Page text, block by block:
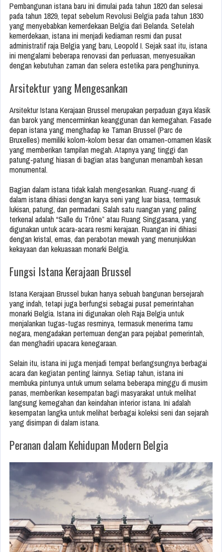
Pembangunan istana baru ini dimulai pada tahun 1820 dan selesai
pada tahun 1829, tepat sebelum Revolusi Belgia pada tahun 1830
yang menyebabkan kemerdekaan Belgia dari Belanda. Setelah
kemerdekaan, istana ini menjadi kediaman resmi dan pusat
administratif raja Belgia yang baru, Leopold I. Sejak saat itu, istana
ini mengalami beberapa renovasi dan perluasan, menyesuaikan
dengan kebutuhan zaman dan selera estetika para penghuninya.
Arsitektur yang Mengesankan
Arsitektur Istana Kerajaan Brussel merupakan perpaduan gaya klasik
dan barok yang mencerminkan keanggunan dan kemegahan. Fasade
depan istana yang menghadap ke Taman Brussel (Parc de
Bruxelles) memiliki kolom-kolom besar dan ornamen-ornamen klasik
yang memberikan tampilan megah. Atapnya yang tinggi dan
patung-patung hiasan di bagian atas bangunan menambah kesan
monumental.
Bagian dalam istana tidak kalah mengesankan. Ruang-ruang di
dalam istana dihiasi dengan karya seni yang luar biasa, termasuk
lukisan, patung, dan permadani. Salah satu ruangan yang paling
terkenal adalah “Salle du Trône” atau Ruang Singgasana, yang
digunakan untuk acara-acara resmi kerajaan. Ruangan ini dihiasi
dengan kristal, emas, dan perabotan mewah yang menunjukkan
kekayaan dan kekuasaan monarki Belgia.
Fungsi Istana Kerajaan Brussel
Istana Kerajaan Brussel bukan hanya sebuah bangunan bersejarah
yang indah, tetapi juga berfungsi sebagai pusat pemerintahan
monarki Belgia. Istana ini digunakan oleh Raja Belgia untuk
menjalankan tugas-tugas resminya, termasuk menerima tamu
negara, mengadakan pertemuan dengan para pejabat pemerintah,
dan menghadiri upacara kenegaraan.
Selain itu, istana ini juga menjadi tempat berlangsungnya berbagai
acara dan kegiatan penting lainnya. Setiap tahun, istana ini
membuka pintunya untuk umum selama beberapa minggu di musim
panas, memberikan kesempatan bagi masyarakat untuk melihat
langsung kemegahan dan keindahan interior istana. Ini adalah
kesempatan langka untuk melihat berbagai koleksi seni dan sejarah
yang disimpan di dalam istana.
Peranan dalam Kehidupan Modern Belgia